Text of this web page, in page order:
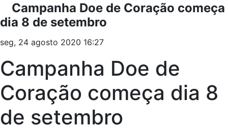
Campanha Doe de Coração começa
dia 8 de setembro
seg, 24 agosto 2020 16:27
Campanha Doe de
Coração começa dia 8
de setembro